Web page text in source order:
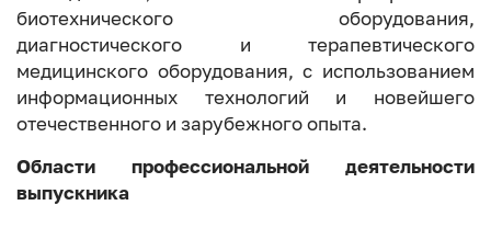
биотехнического оборудования,
диагностического и терапевтического
медицинского оборудования, с использованием
информационных технологий и новейшего
отечественного и зарубежного опыта.
Области профессиональной деятельности
выпускника